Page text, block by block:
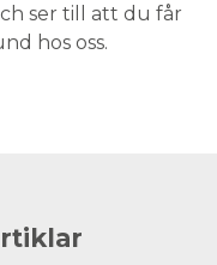
ser till att du får
hos oss.